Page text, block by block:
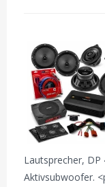
Lautsprecher, DP
Aktivsubwoofer.